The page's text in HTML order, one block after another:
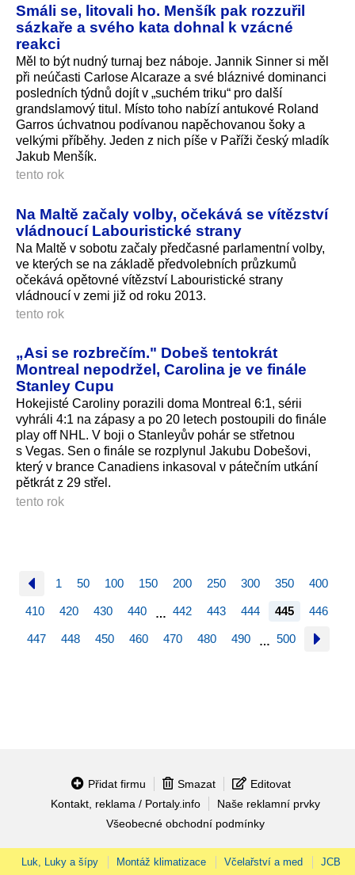
Smáli se, litovali ho. Menšík pak rozzuřil
sázkaře a svého kata dohnal k vzácné
reakci
Měl to být nudný turnaj bez náboje. Jannik Sinner si měl
při neúčasti Carlose Alcaraze a své bláznivé dominanci
posledních týdnů dojít v „suchém triku“ pro další
grandslamový titul. Místo toho nabízí antukové Roland
Garros úchvatnou podívanou napěchovanou šoky a
velkými příběhy. Jeden z nich píše v Paříži český mladík
Jakub Menšík.
tento rok
Na Maltě začaly volby, očekává se vítězství
vládnoucí Labouristické strany
Na Maltě v sobotu začaly předčasné parlamentní volby,
ve kterých se na základě předvolebních průzkumů
očekává opětovné vítězství Labouristické strany
vládnoucí v zemi již od roku 2013.
tento rok
„Asi se rozbrečím." Dobeš tentokrát
Montreal nepodržel, Carolina je ve finále
Stanley Cupu
Hokejisté Caroliny porazili doma Montreal 6:1, sérii
vyhráli 4:1 na zápasy a po 20 letech postoupili do finále
play off NHL. V boji o Stanleyův pohár se střetnou
s Vegas. Sen o finále se rozplynul Jakubu Dobešovi,
který v brance Canadiens inkasoval v pátečním utkání
pětkrát z 29 střel.
tento rok
1 50 100 150 200 250 300 350 400
410 420 430 440 … 442 443 444 445 446
447 448 450 460 470 480 490 … 500
Přidat firmu Smazat
Editovat
Kontakt, reklama / Portaly.info
Naše reklamní prvky
Všeobecné obchodní podmínky
Luk, Luky a šípy Montáž klimatizace Včelařství a med
JCB